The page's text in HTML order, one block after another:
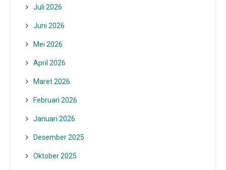
Juli 2026
Juni 2026
Mei 2026
April 2026
Maret 2026
Februari 2026
Januari 2026
Desember 2025
Oktober 2025